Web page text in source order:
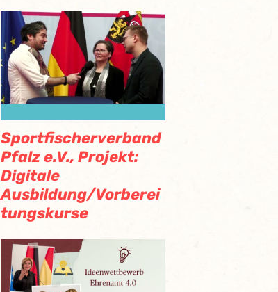
Sportfischerverband
Pfalz e.V., Projekt:
Digitale
Ausbildung/Vorberei
tungskurse